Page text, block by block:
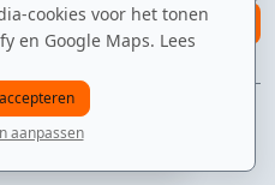
cookies voor het tonen
en Google Maps. Lees
aanpassen
aanmelden
tussen de shuttles en de
zomer